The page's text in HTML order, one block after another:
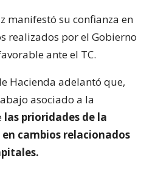
manifestó su confianza en
realizados por el Gobierno
ante el TC.
Hacienda adelantó que,
asociado a la
las prioridades de la
cambios relacionados